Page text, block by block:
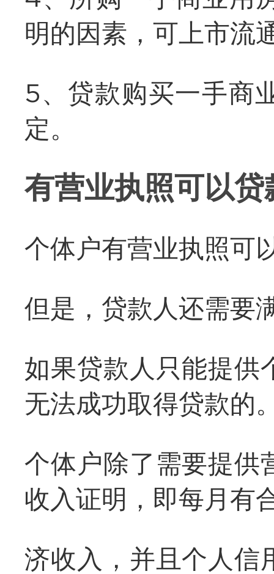
明的因素，可上市流
5、贷款购买一手商
定。
有营业执照可以
个体户有营业执照可
但是，贷款人还需要
如果贷款人只能提供
无法成功取得贷款的
个体户除了需要提供
收入证明，即每月有
济收入，并且个人信